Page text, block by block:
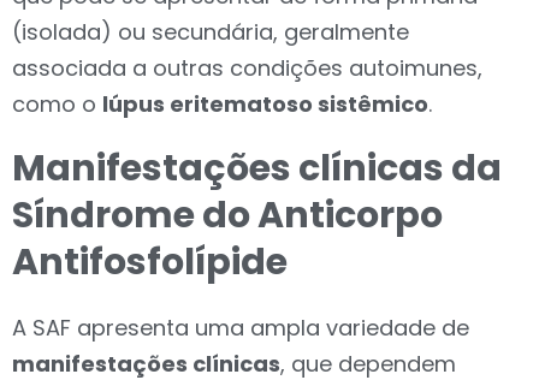
(isolada) ou secundária, geralmente
associada a outras condições autoimunes,
como o lúpus eritematoso sistêmico.
Manifestações clínicas da
Síndrome do Anticorpo
Antifosfolípide
A SAF apresenta uma ampla variedade de
manifestações clínicas, que dependem